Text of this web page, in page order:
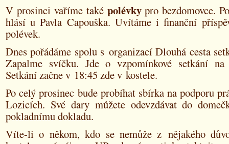
V prosinci vaříme také polévkypro bezdomovce.
hlásí u Pavla Capouška. Uvítáme i finanční
polévek.
Dnes pořádáme spolu s organizací Dlouhá cesta
Zapalme svíčku. Jde o vzpomínkové setkání na
Setkání začne v 18:45 zde v kostele.
Po celý prosinec bude probíhat sbírka na podporu
Lozicích. Své dary můžete odevzdávat do
pokladnímu dokladu.
Víte-li o někom, kdo se nemůže z nějakého